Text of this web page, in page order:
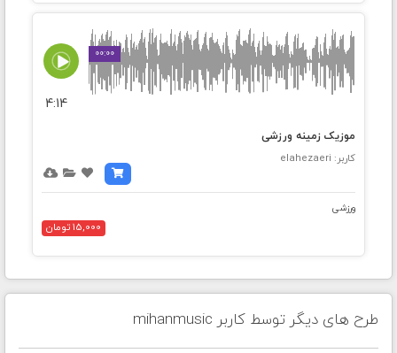
00:00
4:14
موزیک زمینه ورزشی
کاربر: elahezaeri
ورزشی
15,000 تومان
طرح های دیگر توسط کاربر mihanmusic